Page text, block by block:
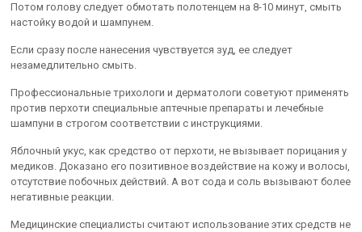
Потом голову следует обмотать полотенцем на 8-10 минут, смыть
настойку водой и шампунем.
Если сразу после нанесения чувствуется зуд, ее следует
незамедлительно смыть.
Профессиональные трихологи и дерматологи советуют применять
против перхоти специальные аптечные препараты и лечебные
шампуни в строгом соответствии с инструкциями.
Яблочный укус, как средство от перхоти, не вызывает порицания у
медиков. Доказано его позитивное воздействие на кожу и волосы,
отсутствие побочных действий. А вот сода и соль вызывают более
негативные реакции.
Медицинские специалисты считают использование этих средств не